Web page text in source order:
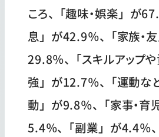
ころ、「趣味・娯楽」が
息」が42.9％、「家族・
29.8％、「スキルアップ
強」が12.7％、「運動な
動」が9.8％、「家事・育
5.4％、「副業」が4.4％